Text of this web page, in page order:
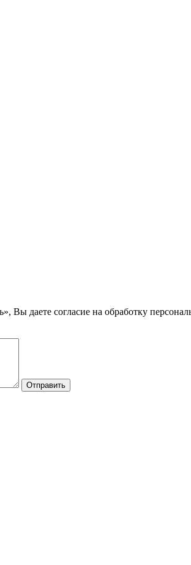
даете согласие на обработку